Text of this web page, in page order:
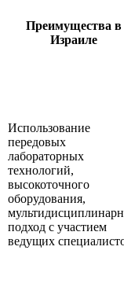
Преимущества в
Израиле
Использование
передовых
лабораторных
технологий,
высокоточного
оборудования,
подход с участием
ведущих